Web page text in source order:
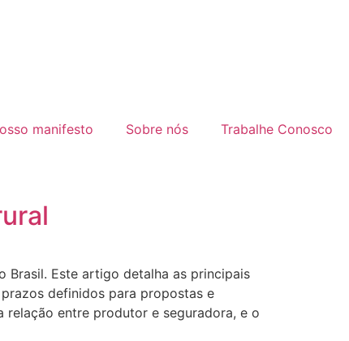
manifesto Sobre nós Trabalhe Conosco
Brasil. Este artigo detalha as principais
definidos para propostas e
relação entre produtor e seguradora, e o